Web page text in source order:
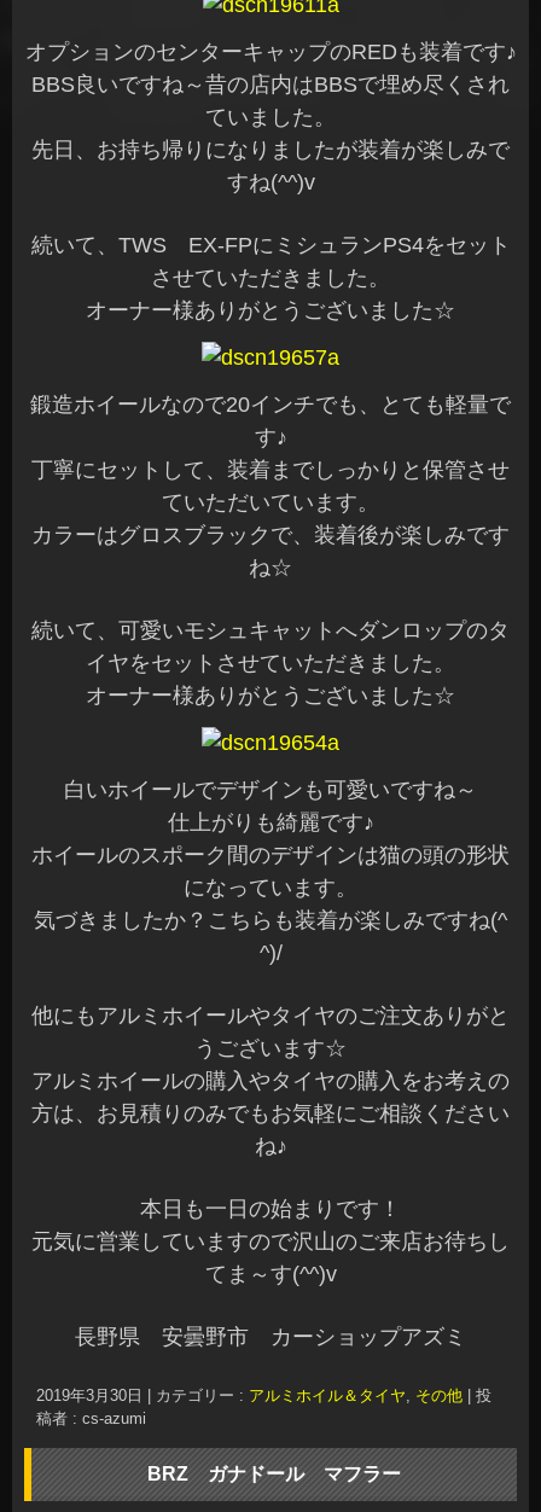
オプションのセンターキャップのREDも装着です♪
BBS良いですね～昔の店内はBBSで埋め尽くされ
ていました。
先日、お持ち帰りになりましたが装着が楽しみで
すね(^^)v
続いて、TWS EX-FPにミシュランPS4をセット
させていただきました。
オーナー様ありがとうございました☆
鍛造ホイールなので20インチでも、とても軽量で
す♪
丁寧にセットして、装着までしっかりと保管させ
ていただいています。
カラーはグロスブラックで、装着後が楽しみです
ね☆
続いて、可愛いモシュキャットへダンロップのタ
イヤをセットさせていただきました。
オーナー様ありがとうございました☆
白いホイールでデザインも可愛いですね～
仕上がりも綺麗です♪
ホイールのスポーク間のデザインは猫の頭の形状
になっています。
気づきましたか？こちらも装着が楽しみですね(^
^)/
他にもアルミホイールやタイヤのご注文ありがと
うございます☆
アルミホイールの購入やタイヤの購入をお考えの
方は、お見積りのみでもお気軽にご相談ください
ね♪
本日も一日の始まりです！
元気に営業していますので沢山のご来店お待ちし
てま～す(^^)v
長野県 安曇野市 カーショップアズミ
2019年3月30日 カテゴリー : アルミホイル＆タイヤ, その他
投
稿者 : cs-azumi
BRZ ガナドール マフラー